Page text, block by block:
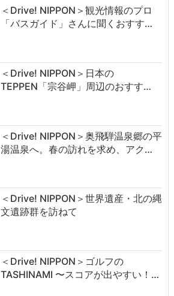
＜Drive! NIPPON＞観光情報のプロ
「バスガイド」さんに聞くおすす…
＜Drive! NIPPON＞日本の
TEPPEN「宗谷岬」周辺のおすす…
＜Drive! NIPPON＞奥飛騨温泉郷の平
湯温泉へ。春の訪れを求め、アク…
＜Drive! NIPPON＞世界遺産・北の縄
文遺跡群を訪ねて
＜Drive! NIPPON＞ゴルフの
TASHINAMI 〜スコアが出やすい！…